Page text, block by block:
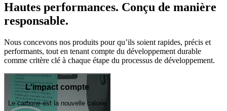
Hautes performances. Conçu de manière
responsable.
Nous concevons nos produits pour qu’ils soient rapides, précis et
performants, tout en tenant compte du développement durable
comme critère clé à chaque étape du processus de développement.
L'impact compte
Le carbone est la nouvelle calorie